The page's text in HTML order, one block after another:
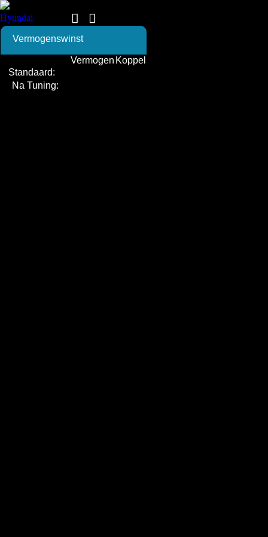
Vermogenswinst
Vermogen Koppel
Standaard:
Na Tuning: